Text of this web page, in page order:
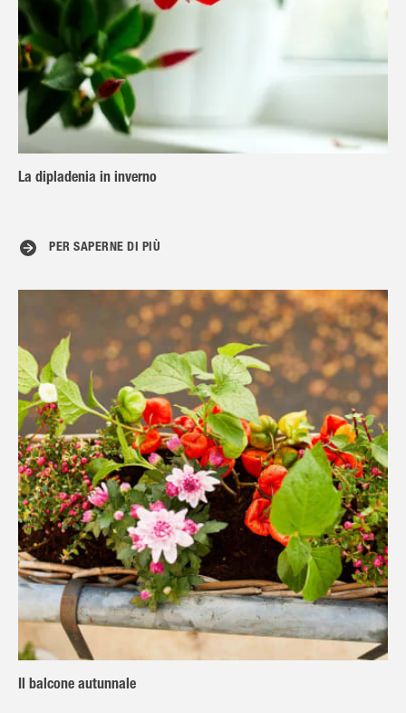
La dipladenia in inverno
PER SAPERNE DI PIÙ
Il balcone autunnale